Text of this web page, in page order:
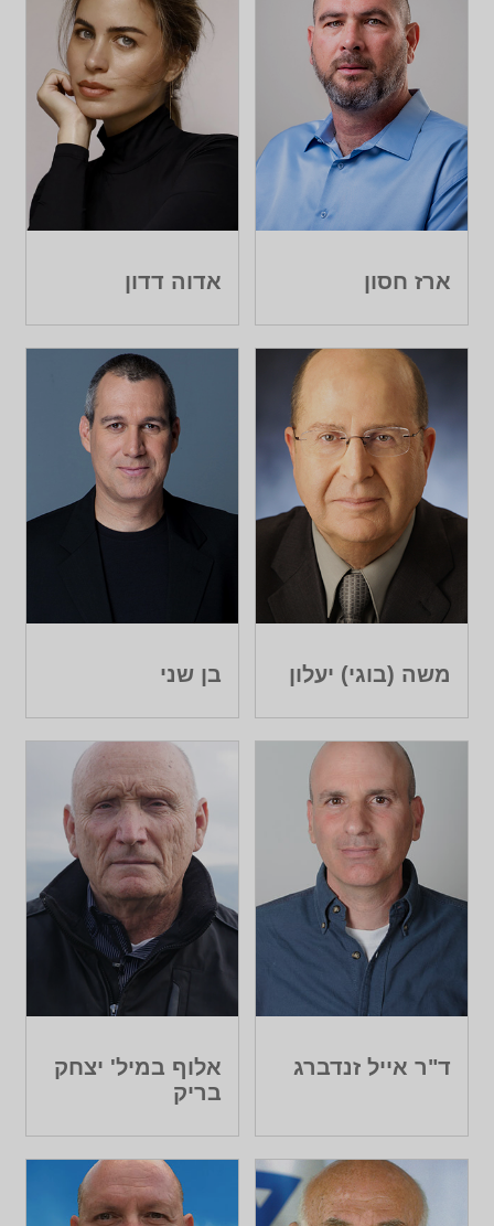
ארז חסון אדוה דדון
משה (בוגי) יעלון בן שני
ד"ר אייל זנדברג
אלוף במיל' יצחק
בריק